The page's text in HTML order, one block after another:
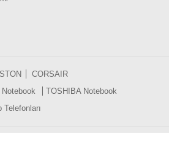
CORSAIR
Notebook
TOSHIBA Notebook